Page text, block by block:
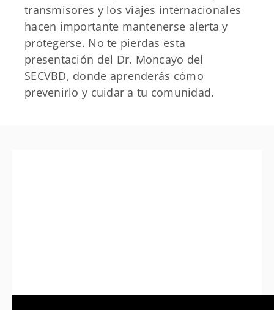
transmisores y los viajes internacionales
hacen importante mantenerse alerta y
protegerse. No te pierdas esta
presentación del Dr. Moncayo del
SECVBD, donde aprenderás cómo
prevenirlo y cuidar a tu comunidad.